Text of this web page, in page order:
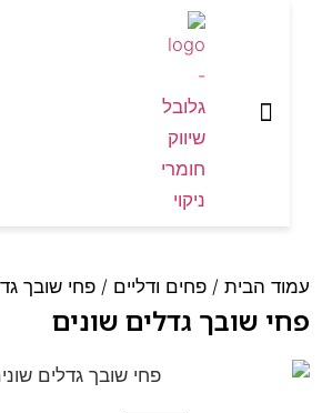
הבית /פחים ודליים/ פחי שובך גדלים
שובך גדלים שונים